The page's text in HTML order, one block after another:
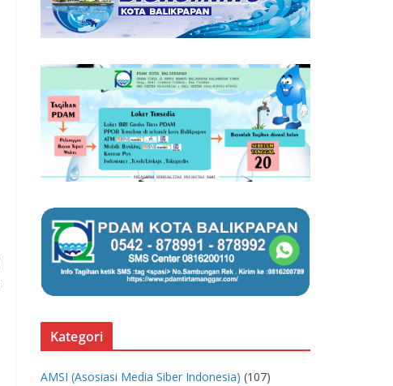
Kategori
AMSI (Asosiasi Media Siber Indonesia) (107)